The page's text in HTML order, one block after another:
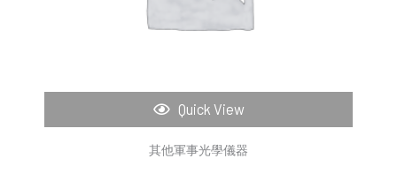
Quick View
其他軍事光學儀器